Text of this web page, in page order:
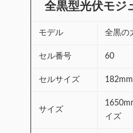
全黒型光伏モジ
モデル 全黒の
セル番号 60
セルサイズ
サイズ
イズ